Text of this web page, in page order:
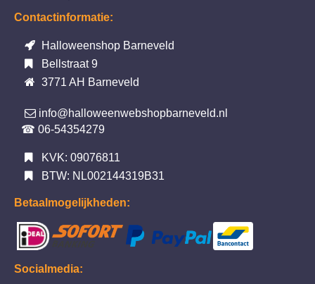
Contactinformatie:
Halloweenshop Barneveld
Bellstraat 9
3771 AH Barneveld
info@halloweenwebshopbarneveld.nl
☎ 06-54354279
KVK: 09076811
BTW: NL002144319B31
Betaalmogelijkheden:
Socialmedia: